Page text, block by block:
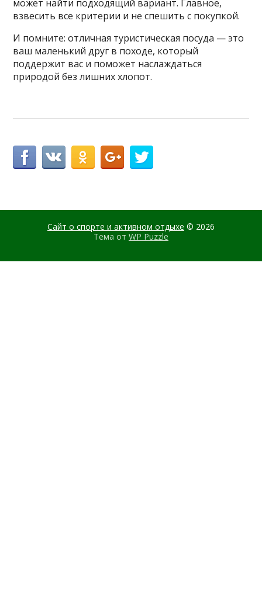
может найти подходящий вариант. Главное,
взвесить все критерии и не спешить с покупкой.
И помните: отличная туристическая посуда — это
ваш маленький друг в походе, который
поддержит вас и поможет наслаждаться
природой без лишних хлопот.
Сайт о спорте и активном отдыхе © 2026
Тема от WP Puzzle